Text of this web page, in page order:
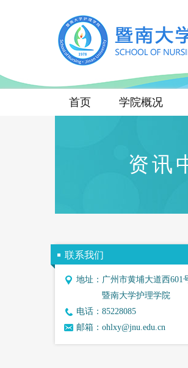
首页 学院概况
资讯
联系我们
地址： 广州市黄埔大道西601
暨南大学护理学院
电话： 85228085
邮箱： ohlxy@jnu.edu.cn